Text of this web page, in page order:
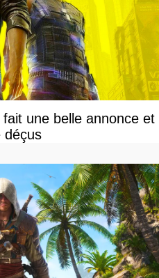
une belle annonce et
déçus